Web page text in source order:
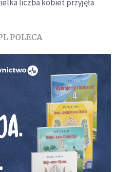
liczba kobiet przyjęła
POLECA